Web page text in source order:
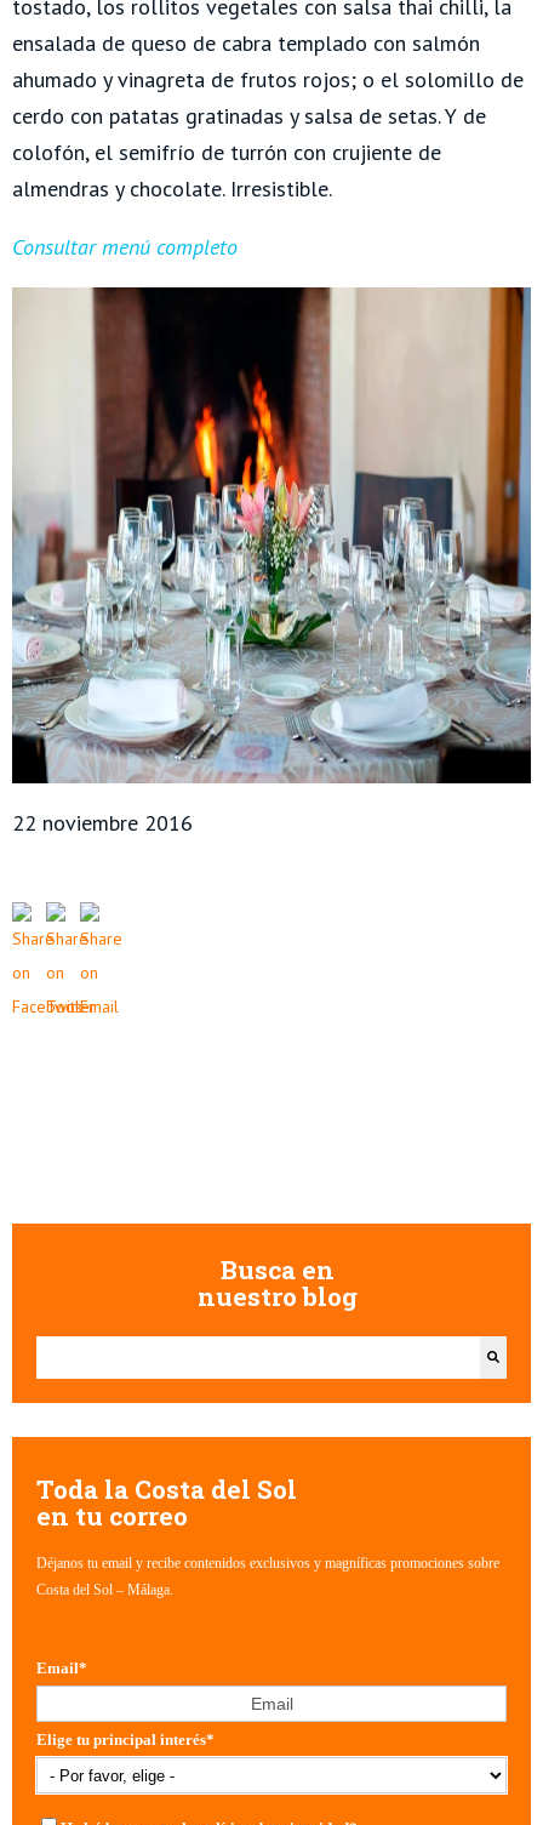
tostado, los rollitos vegetales con salsa thai chilli, la
ensalada de queso de cabra templado con salmón
ahumado y vinagreta de frutos rojos; o el solomillo de
cerdo con patatas gratinadas y salsa de setas. Y de
colofón, el semifrío de turrón con crujiente de
almendras y chocolate. Irresistible.
Consultar menú completo
22 noviembre 2016
Busca en
nuestro blog
Esto es un campo de búsqueda con una función de texto predictivo.
Toda la Costa del Sol
en tu correo
Déjanos tu email y recibe contenidos exclusivos y magníficas promociones sobre
Costa del Sol – Málaga.
Email*
Elige tu principal interés*